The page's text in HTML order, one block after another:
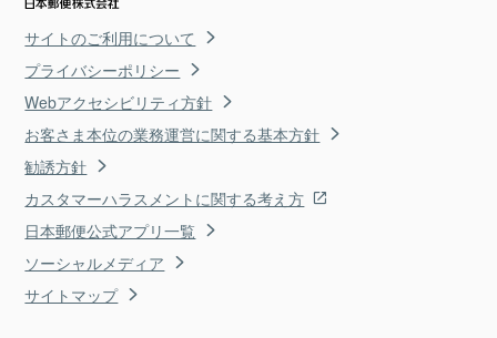
サイトのご利用について
プライバシーポリシー
Webアクセシビリティ方針
お客さま本位の業務運営に関する基本方針
勧誘方針
カスタマーハラスメントに関する考え方
日本郵便公式アプリ一覧
ソーシャルメディア
サイトマップ